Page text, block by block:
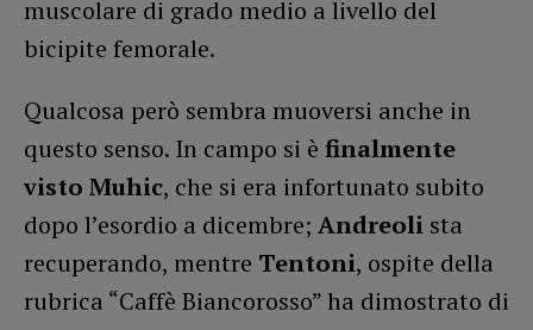
muscolare di grado medio a livello del
bicipite femorale.
Qualcosa però sembra muoversi anche in
questo senso. In campo si è finalmente
visto Muhic, che si era infortunato subito
dopo l’esordio a dicembre; Andreoli sta
recuperando, mentre Tentoni, ospite della
rubrica “Caffè Biancorosso” ha dimostrato di